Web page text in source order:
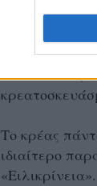
Περάστε μια
Λεωνίδου 2
Το κρέας
ιδιαίτερο
«Ειλικρίνεια».